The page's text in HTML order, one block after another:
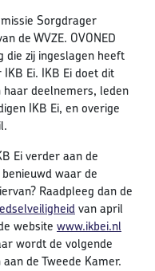
Sorgdrager
de WVZE. OVONED
zij ingeslagen heeft
Ei. IKB Ei doet dit
haar deelnemers, leden
IKB Ei, en overige
Ei verder aan de
waar de
Raadpleeg dan de
van april
website www.ikbei.nl
wordt de volgende
de Tweede Kamer.